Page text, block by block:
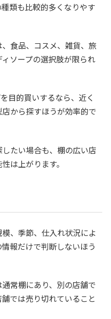
類も比較的多くなりやす
食品、コスメ、雑貨、旅
ソープの選択肢が限られ
目的買いするなら、近く
から探すほうが効率的で
たい場合も、棚の広い店
は上がります。
、季節、仕入れ状況によ
報だけで判断しないほう
常棚にあり、別の店舗で
では売り切れていること